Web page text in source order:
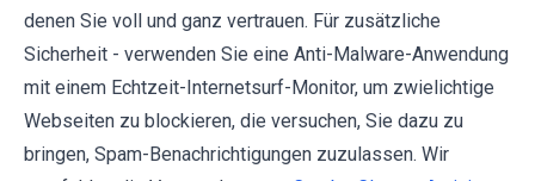
denen Sie voll und ganz vertrauen. Für zusätzliche
Sicherheit - verwenden Sie eine Anti-Malware-Anwendung
mit einem Echtzeit-Internetsurf-Monitor, um zwielichtige
Webseiten zu blockieren, die versuchen, Sie dazu zu
bringen, Spam-Benachrichtigungen zuzulassen. Wir